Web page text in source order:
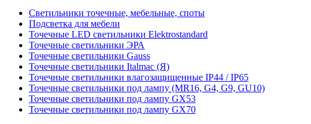
Светильники точечные, мебельные, споты
Подсветка для мебели
Точечные LED светильники Elektrostandard
Точечные светильники ЭРА
Точечные светильники Gauss
Точечные светильники Italmac (Я)
Точечные светильники влагозащищенные IP44 / IP65
Точечные светильники под лампу (MR16, G4, G9, GU10)
Точечные светильники под лампу GX53
Точечные светильники под лампу GX70